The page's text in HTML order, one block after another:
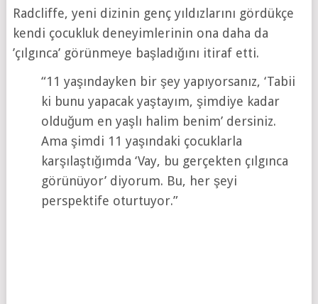
Radcliffe, yeni dizinin genç yıldızlarını gördükçe
kendi çocukluk deneyimlerinin ona daha da
’çılgınca’ görünmeye başladığını itiraf etti.
“11 yaşındayken bir şey yapıyorsanız, ‘Tabii
ki bunu yapacak yaştayım, şimdiye kadar
olduğum en yaşlı halim benim’ dersiniz.
Ama şimdi 11 yaşındaki çocuklarla
karşılaştığımda ‘Vay, bu gerçekten çılgınca
görünüyor’ diyorum. Bu, her şeyi
perspektife oturtuyor.”